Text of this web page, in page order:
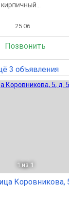
25.06
Позвонить
3 объявления
1 из 1
Коровникова,